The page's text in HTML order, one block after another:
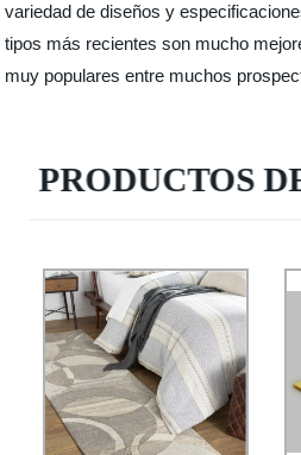
variedad de diseños y
tipos más recientes son mucho
muy populares entre muchos
PRODUCTOS